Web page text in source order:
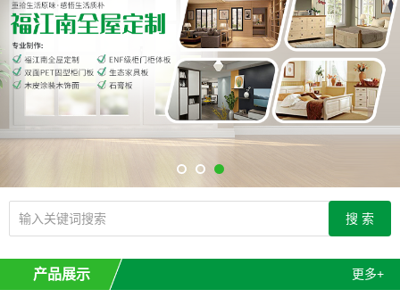
产品展示 更多+